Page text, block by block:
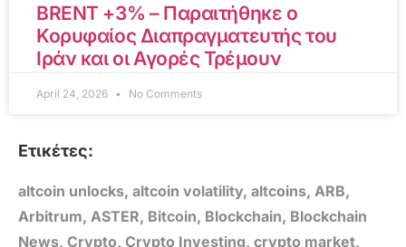
BRENT +3% – Παραιτήθηκε ο
Κορυφαίος Διαπραγματευτής του
Ιράν και οι Αγορές Τρέμουν
April 24, 2026 No Comments
Ετικέτες:
altcoin unlocks, altcoin volatility, altcoins, ARB,
Arbitrum, ASTER, Bitcoin, Blockchain, Blockchain
News, Crypto, Crypto Investing, crypto market,